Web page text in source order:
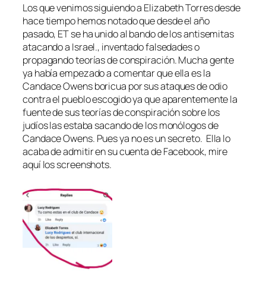
Los que venimos siguiendo a Elizabeth Torres desde
hace tiempo hemos notado que desde el año
pasado, ET se ha unido al bando de los antisemitas
atacando a Israel., inventado falsedades o
propagando teorías de conspiración. Mucha gente
ya había empezado a comentar que ella es la
Candace Owens boricua por sus ataques de odio
contra el pueblo escogido ya que aparentemente la
fuente de sus teorías de conspiración sobre los
judíos las estaba sacando de los monólogos de
Candace Owens. Pues ya no es un secreto. Ella lo
acaba de admitir en su cuenta de Facebook, mire
aquí los screenshots.